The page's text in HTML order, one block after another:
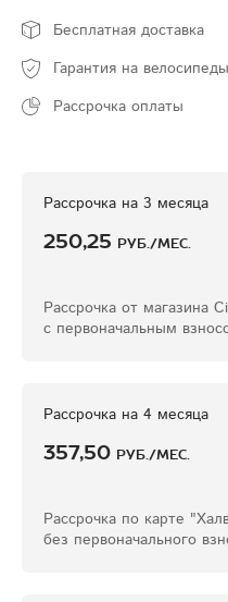
Бесплатная доставка
Гарантия на велосипеды
Рассрочка оплаты
Рассрочка на 3 месяца
250,25 руб./мес.
Рассрочка от магазина
с первоначальным
Рассрочка на 4 месяца
357,50 руб./мес.
Рассрочка по карте
без первоначального